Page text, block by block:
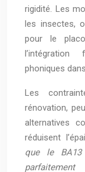
rigidité. Les
les insectes,
pour le
l’intégration
phoniques
Les
rénovation,
alternatives
réduisent
que le BA13